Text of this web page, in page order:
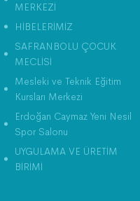
MERKEZİ
HİBELERİMİZ
SAFRANBOLU ÇOCUK
MECLİSİ
Mesleki ve Teknik Eğitim
Kursları Merkezi
Erdoğan Caymaz Yeni Nesil
Spor Salonu
UYGULAMA VE ÜRETİM
BİRİMİ